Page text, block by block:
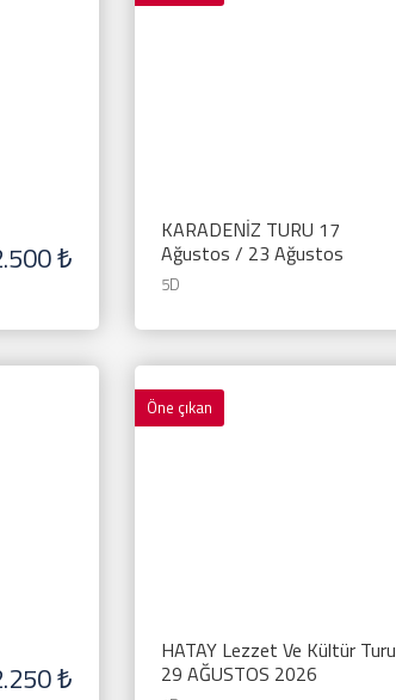
₺
KARADENİZ TURU 17
Ağustos / 23 Ağustos
5D
₺
Öne çıkan
HATAY Lezzet Ve Kültür Turu
29 AĞUSTOS 2026